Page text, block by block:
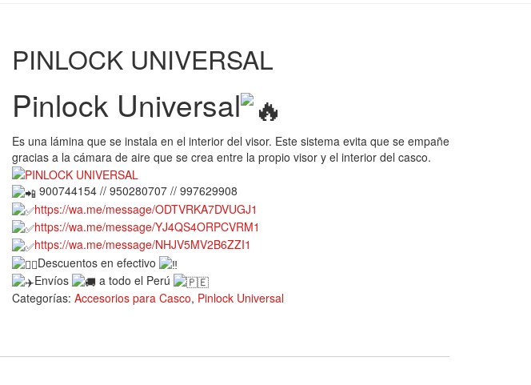
PINLOCK UNIVERSAL
Pinlock Universal
Es una lámina que se instala en el interior del visor. Este sistema evita que se empañe
gracias a la cámara de aire que se crea entre la propio visor y el interior del casco.
900744154 // 950280707 // 997629908
https://wa.me/message/ODTVRKA7DVUGJ1
https://wa.me/message/YJ4QS4ORPCVRM1
https://wa.me/message/NHJV5MV2B6ZZI1
Descuentos en efectivo
Envíos
a todo el Perú
Categorías: Accesorios para Casco, Pinlock Universal